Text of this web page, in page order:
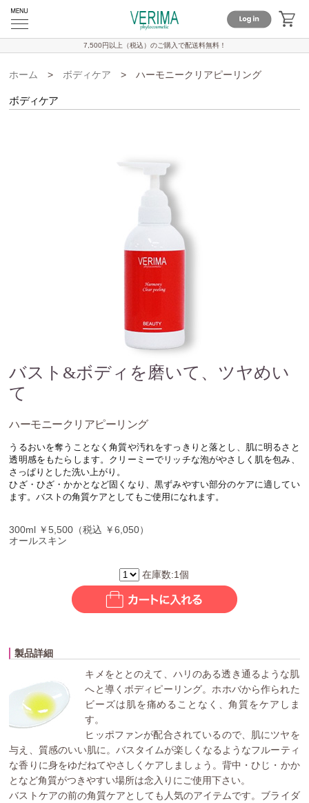
7,500円以上（税込）のご購入で配送料無料！
ホーム > ボディケア > ハーモニークリアピーリング
ボディケア
バスト&ボディを磨いて、ツヤめい
て
ハーモニークリアピーリング
うるおいを奪うことなく角質や汚れをすっきりと落とし、肌に明るさと
透明感をもたらします。クリーミーでリッチな泡がやさしく肌を包み、
さっぱりとした洗い上がり。
ひざ・ひざ・かかとなど固くなり、黒ずみやすい部分のケアに適してい
ます。バストの角質ケアとしてもご使用になれます。
300ml ￥5,500（税込 ￥6,050）
オールスキン
在庫数:1個
製品詳細
キメをととのえて、ハリのある透き通るような肌
へと導くボディピーリング。ホホバから作られた
ビーズは肌を痛めることなく、角質をケアしま
す。
ヒッポファンが配合されているので、肌にツヤを
与え、質感のいい肌に。バスタイムが楽しくなるようなフルーティ
な香りに身をゆだねてやさしくケアしましょう。背中・ひじ・かか
となど角質がつきやすい場所は念入りにご使用下さい。
バストケアの前の角質ケアとしても人気のアイテムです。ブライダ